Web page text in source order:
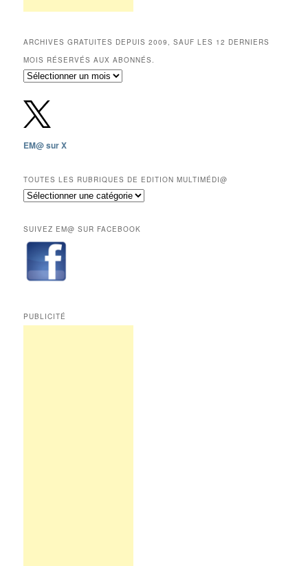
ARCHIVES GRATUITES DEPUIS 2009, SAUF LES 12 DERNIERS
MOIS RÉSERVÉS AUX ABONNÉS.
Archives
depuis
2009,
sauf
les
mois
réservés
aux
EM@ sur X
TOUTES LES RUBRIQUES DE EDITION MULTIMÉDI@
Toutes
de
Edition
Multimédi@
SUIVEZ EM@ SUR FACEBOOK
PUBLICITÉ